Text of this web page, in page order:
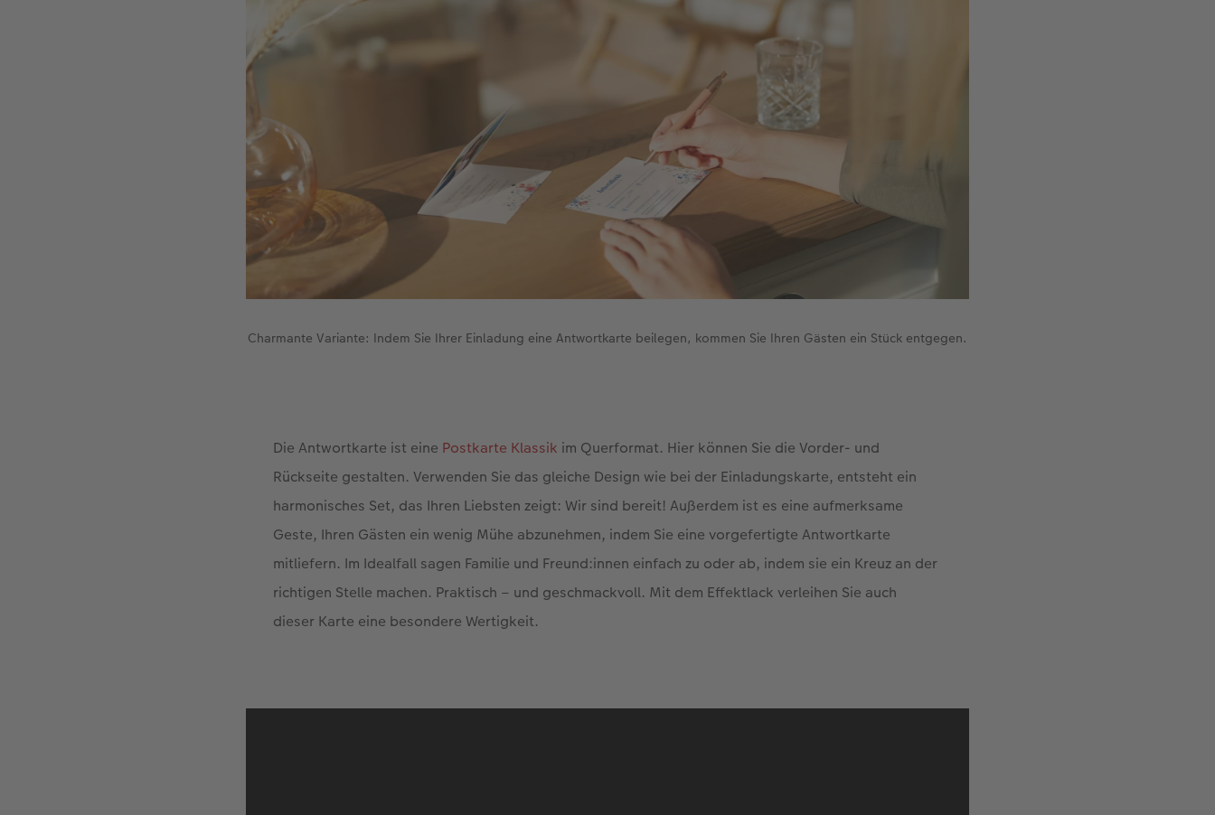
Charmante Variante: Indem Sie Ihrer Einladung eine Antwortkarte beilegen, kommen Sie Ihren Gästen ein Stück entgegen.
Die Antwortkarte ist eine Postkarte Klassik im Querformat. Hier können Sie die Vorder- und
Rückseite gestalten. Verwenden Sie das gleiche Design wie bei der Einladungskarte, entsteht ein
harmonisches Set, das Ihren Liebsten zeigt: Wir sind bereit! Außerdem ist es eine aufmerksame
Geste, Ihren Gästen ein wenig Mühe abzunehmen, indem Sie eine vorgefertigte Antwortkarte
mitliefern. Im Idealfall sagen Familie und Freund:innen einfach zu oder ab, indem sie ein Kreuz an der
richtigen Stelle machen. Praktisch – und geschmackvoll. Mit dem Effektlack verleihen Sie auch
dieser Karte eine besondere Wertigkeit.